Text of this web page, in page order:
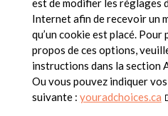
est de modifier les réglages
Internet afin de recevoir un
qu’un cookie est placé. Pour
propos de ces options,
instructions dans la section
Ou vous pouvez indiquer
suivante : youradchoices.ca